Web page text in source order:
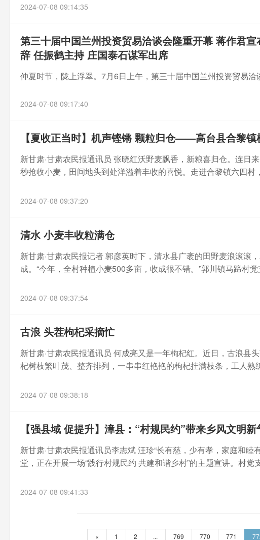
2024-07-08 09:14:35
第三十届中国兰州投资贸易洽谈会隆重开幕 蒋作君
辞 任振鹤主持 庄国泰石谋军出席
仲夏时节，陇上浮翠。7月6日上午，第三十届中国兰州投资贸易洽
2024-07-08 09:17:40
【夏收正当时】机声铿锵 颗粒归仓——高台县合黎镇
新甘肃·甘肃农民报通讯员 张晓红沃野麦飘香，新粮喜归仓。连
秒抢收小麦，田间地头到处洋溢着丰收的喜悦。走进合黎镇六四村
2024-07-08 09:37:20
清水 小麦丰收粒满仓
新甘肃·甘肃农民报记者 郭彦英时下，清水县广袤的田野麦浪滚
成。“今年，全村种植小麦500多亩，收成很不错。”郭川镇马蹄村
2024-07-08 09:37:54
古浪 头茬枸杞采摘忙
新甘肃·甘肃农民报通讯员 何成亮又是一年枸杞红。近日，古浪
杞树枝繁叶茂、整齐排列，一串串红艳艳的枸杞挂满枝条，工人熟
2024-07-08 09:38:18
【强县域 促提升】漳县：“村规民约”带来乡风文明新
新甘肃·甘肃农民报通讯员李志斌 汪珍“长有慈，少有孝，家庭和
堂，正在开展一场“践行村规民约 共建和谐乡村”的主题宣讲。村党
2024-07-08 09:41:33
« 1 2 ... 769 770 771